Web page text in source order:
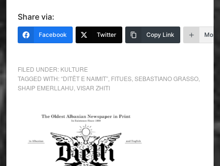
Share via:
Facebook Twitter Copy Link More
FILED UNDER: KULTURE
TAGGED WITH:“DITËT E NAIMIT”, FITUES, SEBASTIANO GRASSO,
SHAIP EMERLLAHU VISAR ZHITI